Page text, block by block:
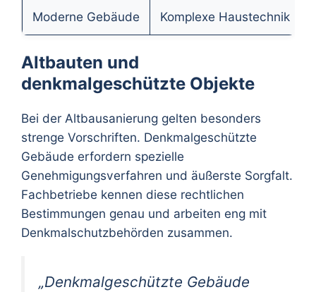
Moderne Gebäude Komplexe Haustechnik
Altbauten und
denkmalgeschützte Objekte
Bei der Altbausanierung gelten besonders
strenge Vorschriften. Denkmalgeschützte
Gebäude erfordern spezielle
Genehmigungsverfahren und äußerste Sorgfalt.
Fachbetriebe kennen diese rechtlichen
Bestimmungen genau und arbeiten eng mit
Denkmalschutzbehörden zusammen.
„Denkmalgeschützte Gebäude